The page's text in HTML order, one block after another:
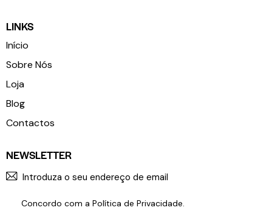
LINKS
Início
Sobre Nós
Loja
Blog
Contactos
NEWSLETTER
Concordo com a Política de Privacidade.